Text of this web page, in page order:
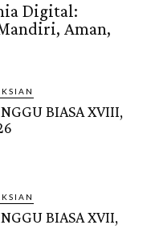
Digital:
Aman,
BIASA XVIII,
BIASA XVII,